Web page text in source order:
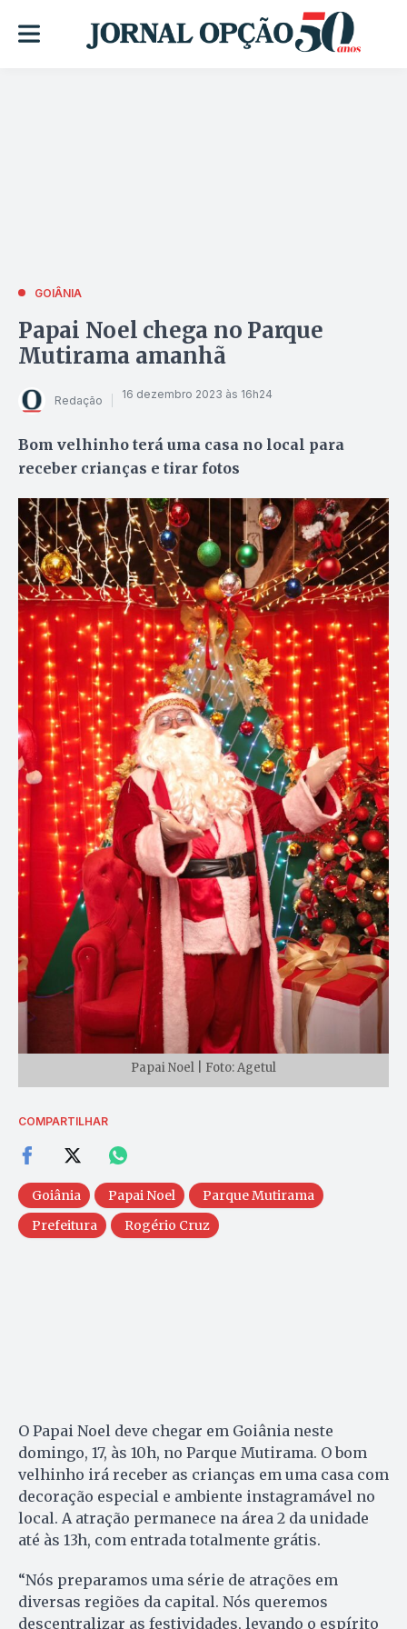
GOIÂNIA
Papai Noel chega no Parque
Mutirama amanhã
Redação 16 dezembro 2023 às 16h24
Bom velhinho terá uma casa no local para
receber crianças e tirar fotos
Papai Noel | Foto: Agetul
COMPARTILHAR
Goiânia Papai Noel
Parque Mutirama
Prefeitura
Rogério Cruz
O Papai Noel deve chegar em Goiânia neste
domingo, 17, às 10h, no Parque Mutirama. O bom
velhinho irá receber as crianças em uma casa com
decoração especial e ambiente instagramável no
local. A atração permanece na área 2 da unidade
até às 13h, com entrada totalmente grátis.
“Nós preparamos uma série de atrações em
diversas regiões da capital. Nós queremos
descentralizar as festividades, levando o espírito